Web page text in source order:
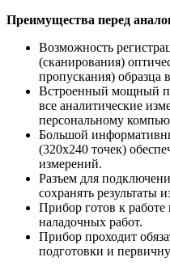
Преимущества перед
Возможность
(сканирования)
пропускания) образца
Встроенный мощный
все аналитические
персональному
Большой
(320х240 точек)
измерений.
Разъем для
сохранять результаты
Прибор готов к работе
наладочных работ.
Прибор проходит
подготовки и